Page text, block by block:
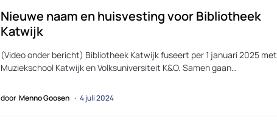
Nieuwe naam en huisvesting voor Bibliotheek
Katwijk
(Video onder bericht) Bibliotheek Katwijk fuseert per 1 januari 2025 met
Muziekschool Katwijk en Volksuniversiteit K&O. Samen gaan…
door Menno Goosen 4 juli 2024